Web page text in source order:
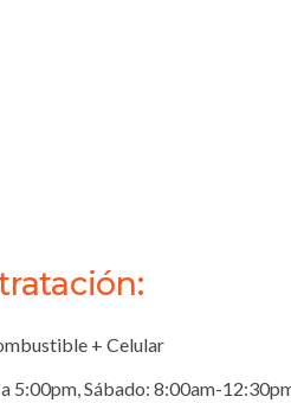
+ Celular
5:00pm, Sábado: 8:00am-